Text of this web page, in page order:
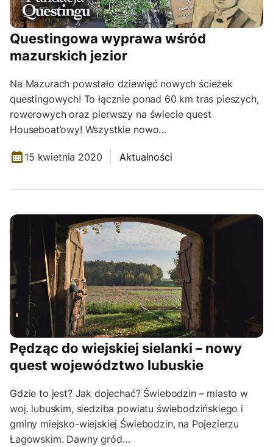
Questingowa wyprawa wśród
mazurskich jezior
Na Mazurach powstało dziewięć nowych ścieżek
questingowych! To łącznie ponad 60 km tras pieszych,
rowerowych oraz pierwszy na świecie quest
Houseboat’owy! Wszystkie nowo…
15 kwietnia 2020 Aktualności
Pędząc do wiejskiej sielanki – nowy
quest województwo lubuskie
Gdzie to jest? Jak dojechać? Świebodzin – miasto w
woj. lubuskim, siedziba powiatu świebodzińskiego i
gminy miejsko-wiejskiej Świebodzin, na Pojezierzu
Łagowskim. Dawny gród…